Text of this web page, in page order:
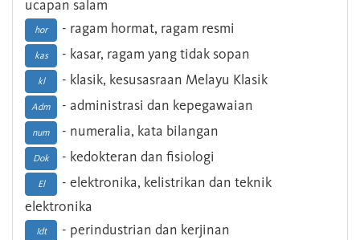
ucapan salam
hor - ragam hormat, ragam resmi
kas - kasar, ragam yang tidak sopan
kl - klasik, kesusasraan Melayu Klasik
Adm - administrasi dan kepegawaian
num - numeralia, kata bilangan
Dok - kedokteran dan fisiologi
El
- elektronika, kelistrikan dan teknik
elektronika
Idt - perindustrian dan kerjinan